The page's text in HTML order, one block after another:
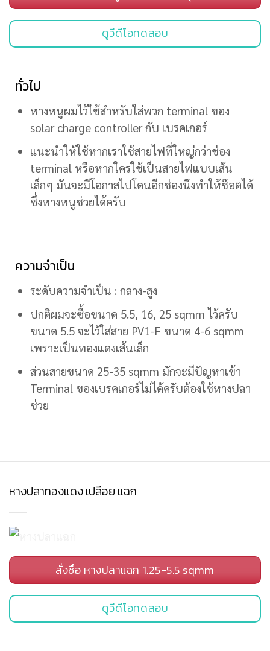
ดูวีดีโอทดสอบ
ทั่วไป
หางหนูผมไว้ใช้สำหรับใส่พวก terminal ของ
solar charge controller กับ เบรคเกอร์
แนะนำให้ใช้หากเราใช้สายไฟที่ใหญ่กว่าช่อง
terminal หรือหากใครใช้เป็นสายไฟแบบเส้น
เล็กๆ มันจะมีโอกาสไปโดนอีกช่องนึงทำให้ช๊อตได้
ซึ่งหางหนูช่วยได้ครับ
ความจำเป็น
ระดับความจำเป็น : กลาง-สูง
ปกติผมจะซื้อขนาด 5.5, 16, 25 sqmm ไว้ครับ
ขนาด 5.5 จะไว้ใส่สาย PV1-F ขนาด 4-6 sqmm
เพราะเป็นทองแดงเส้นเล็ก
ส่วนสายขนาด 25-35 sqmm มักจะมีปัญหาเข้า
Terminal ของเบรคเกอร์ไม่ได้ครับต้องใช้หางปลา
ช่วย
หางปลาทองแดง เปลือย แฉก
สั่งซื้อ หางปลาแฉก 1.25-5.5 sqmm
ดูวีดีโอทดสอบ